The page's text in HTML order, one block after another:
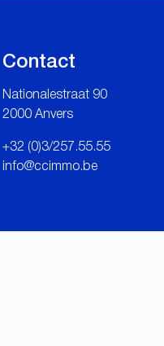
Contact
Nationalestraat 90
2000 Anvers
+32 (0)3/257.55.55
info@ccimmo.be